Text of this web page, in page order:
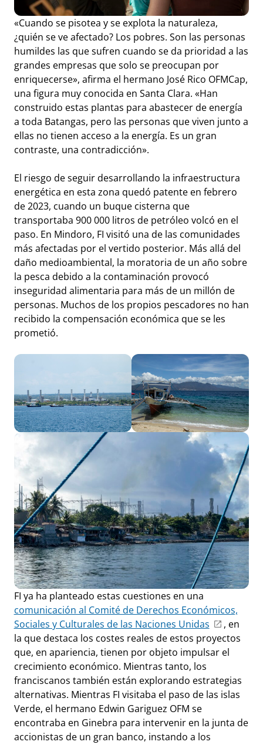
«Cuando se pisotea y se explota la naturaleza,
¿quién se ve afectado? Los pobres. Son las personas
humildes las que sufren cuando se da prioridad a las
grandes empresas que solo se preocupan por
enriquecerse», afirma el hermano José Rico OFMCap,
una figura muy conocida en Santa Clara. «Han
construido estas plantas para abastecer de energía
a toda Batangas, pero las personas que viven junto a
ellas no tienen acceso a la energía. Es un gran
contraste, una contradicción».
El riesgo de seguir desarrollando la infraestructura
energética en esta zona quedó patente en febrero
de 2023, cuando un buque cisterna que
transportaba 900 000 litros de petróleo volcó en el
paso. En Mindoro, FI visitó una de las comunidades
más afectadas por el vertido posterior. Más allá del
daño medioambiental, la moratoria de un año sobre
la pesca debido a la contaminación provocó
inseguridad alimentaria para más de un millón de
personas. Muchos de los propios pescadores no han
recibido la compensación económica que se les
prometió.
FI ya ha planteado estas cuestiones en una
comunicación al Comité de Derechos Económicos,
Sociales y Culturales de las Naciones Unidas
, en
la que destaca los costes reales de estos proyectos
que, en apariencia, tienen por objeto impulsar el
crecimiento económico. Mientras tanto, los
franciscanos también están explorando estrategias
alternativas. Mientras FI visitaba el paso de las islas
Verde, el hermano Edwin Gariguez OFM se
encontraba en Ginebra para intervenir en la junta de
accionistas de un gran banco, instando a los